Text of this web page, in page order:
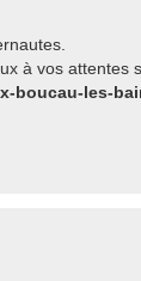
à vos attentes
boucau-les-